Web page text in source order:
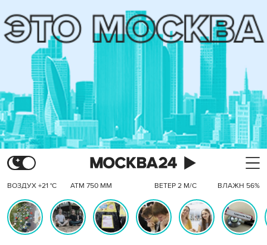
ВОЗДУХ +21 °C АТМ 750 ММ ВЕТЕР 2 М/С ВЛАЖН 56%